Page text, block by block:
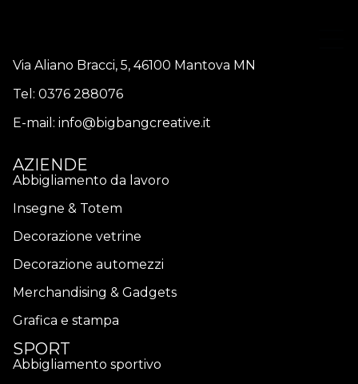
Via Aliano Bracci, 5, 46100 Mantova MN
Tel: 0376 288076
E-mail: info@bigbangcreative.it
AZIENDE
Abbigliamento da lavoro
Insegne & Totem
Decorazione vetrine
Decorazione automezzi
Merchandising & Gadgets
Grafica e stampa
SPORT
Abbigliamento sportivo